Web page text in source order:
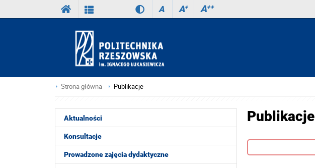
A A+ A++
Strona główna Publikacje
Aktualności
Konsultacje
Prowadzone zajęcia dydaktyczne
Publikacje